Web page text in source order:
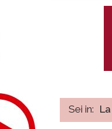
Sei in: